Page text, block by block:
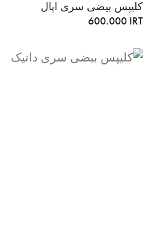
کلیپس بیضی سری اپال
600.000 IRT